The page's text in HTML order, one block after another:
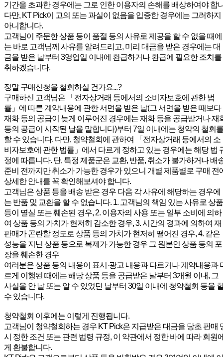
기간을 초과한 경우에는 그로 인한 이용자의 손해를 배상하여야 합
다만, KT Pick이 고의 또는 과실이 없음을 입증한 경우에는 그러하지
아니합니다.
고객님이 주문한 상품 등이 품절 등의 사유로 제공을 할 수 없을 때에
는 바로 고객님께 사유를 알려드리고, 미리 대금을 받은 경우에는 대
금을 받은 날부터 3영업일 이내에 환급하거나 환급에 필요한 조치를
취하겠습니다.
정말 구매신청을 철회하실 건가요...?
구매하신 고객님은 「전자상거래 등에서의 소비자보호에 관한 법
률」에 따른 계약내용에 관한 서면을 받은 날(그 서면을 받은 때보다
재화 등의 공급이 늦게 이루어진 경우에는 재화 등을 공급받거나 재
등의 공급이 시작된 날을 말합니다)부터 7일 이내에는 청약의 철회를
할 수 있습니다. 다만, 청약철회에 관하여 「전자상거래 등에서의 소
비자보호에 관한 법률」에서 다르게 정하고 있는 경우에는 해당 법
정에 따릅니다. 단, 특정 제품군은 교환, 반품, 취소가 불가하거나 배
준비 전까지만 취소가 가능한 경우가 있으니 개별 제품별로 구매 전
상세한 안내를 꼭 확인해보셔야 합니다.
고객님은 상품 등을 배송 받은 경우 다음 각 사유에 해당하는 경우에
는 반품 및 교환을 할 수 없습니다. 1. 고객님의 책임 있는 사유로 상품
등이 멸실 또는 훼손된 경우, 2. 이용자의 사용 또는 일부 소비에 의하
여 상품 등의 가치가 현저히 감소한 경우, 3. 시간의 경과에 의하여 재
판매가 곤란할 정도로 상품 등의 가치가 현저히 떨어진 경우, 4. 같은
성능을 지닌 상품 등으로 복제가 가능한 경우 그 원본인 상품 등의 포
장을 훼손한 경우
여러분은 상품 등의 내용이 표시·광고 내용과 다르거나 계약내용과
르게 이행된 때에는 해당 상품 등을 공급받은 날부터 3개월 이내, 그
사실을 안 날 또는 알 수 있었던 날부터 30일 이내에 청약철회 등을
수 있습니다.
청약철회 이후에는 이렇게 진행됩니다.
고객님이 청약철회하는 경우 KT Pick은 지급받은 대금을 당초 판매
시 정한 조건 또는 관련 법령 규정, 이 약관에서 정한 바에 따라 회원
게 환불합니다.